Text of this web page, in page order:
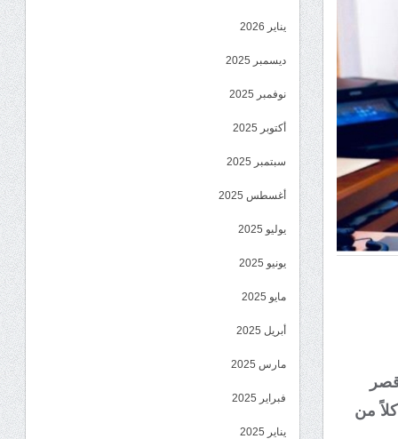
من
يناير 2026
ديسمبر 2025
نوفمبر 2025
أكتوبر 2025
سبتمبر 2025
أغسطس 2025
يوليو 2025
يونيو 2025
مايو 2025
أبريل 2025
مارس 2025
فبراير 2025
يناير 2025